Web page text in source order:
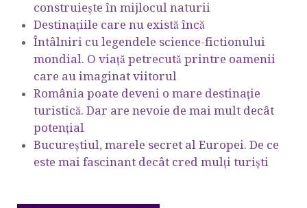
construiește în mijlocul naturii
Destinațiile care nu există încă
Întâlniri cu legendele science-fictionului
mondial. O viață petrecută printre oamenii
care au imaginat viitorul
România poate deveni o mare destinație
turistică. Dar are nevoie de mai mult decât
potențial
Bucureștiul, marele secret al Europei. De ce
este mai fascinant decât cred mulți turiști